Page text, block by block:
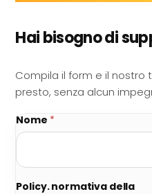
Hai bisogno di
Compila il form e il
presto, senza alcun
Nome *
Policy. normativa della